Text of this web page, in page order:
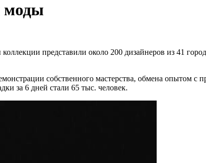
моды
представили около 200 дизайнеров из 41
собственного мастерства, обмена опытом с
за 6 дней стали 65 тыс. человек.